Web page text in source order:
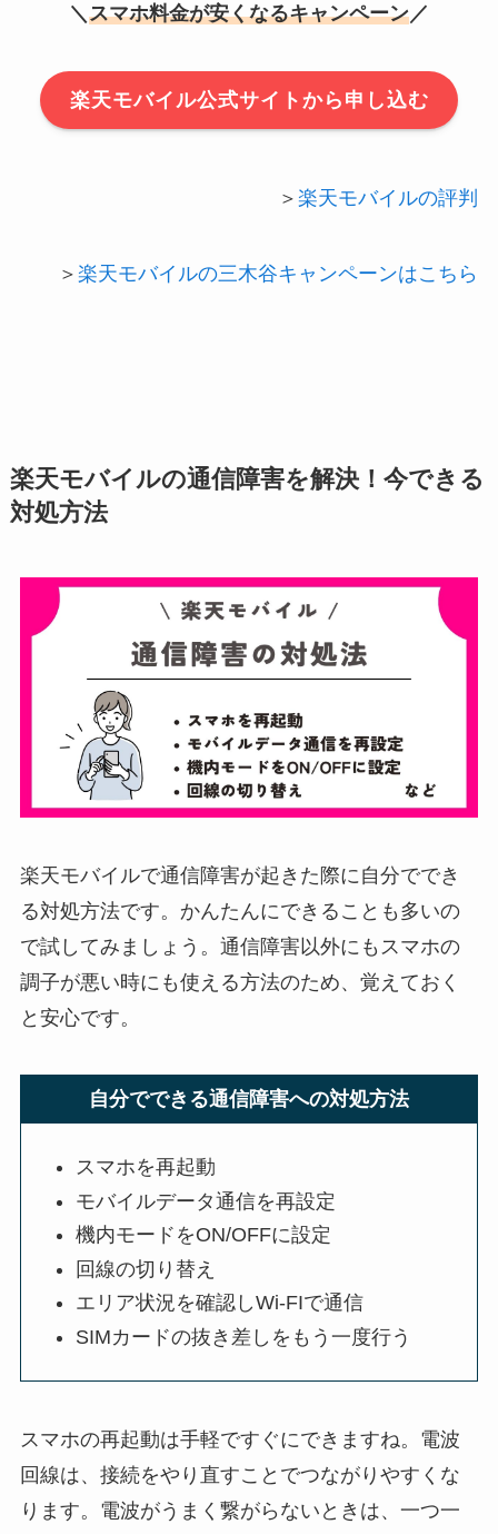
＼ スマホ料金が安くなるキャンペーン／
楽天モバイル公式サイトから申し込む
＞楽天モバイルの評判
＞楽天モバイルの三木谷キャンペーンはこちら
楽天モバイルの通信障害を解決！今できる
対処方法
楽天モバイルで通信障害が起きた際に自分ででき
る対処方法です。かんたんにできることも多いの
で試してみましょう。通信障害以外にもスマホの
調子が悪い時にも使える方法のため、覚えておく
と安心です。
自分でできる通信障害への対処方法
スマホを再起動
モバイルデータ通信を再設定
機内モードをON/OFFに設定
回線の切り替え
エリア状況を確認しWi-FIで通信
SIMカードの抜き差しをもう一度行う
スマホの再起動は手軽ですぐにできますね。電波
回線は、接続をやり直すことでつながりやすくな
ります。電波がうまく繋がらないときは、一つ一